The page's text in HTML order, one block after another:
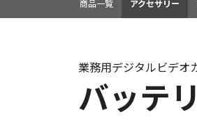
商品一覧 アクセサリー
バッテ
業務用デジタルビデオ